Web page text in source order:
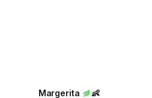
Margerita 👶